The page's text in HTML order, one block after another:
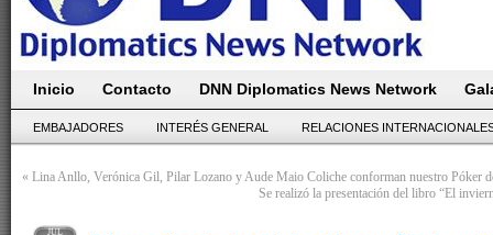
Inicio Contacto DNN Diplomatics News Network
EMBAJADORES INTERÉS GENERAL RELACIONES
« Lina Anllo, Verónica Gil, Pilar Lozano y Aude Maio Coliche conforman nuestro Póker
Se realizó la presentación del libro “El
JUL